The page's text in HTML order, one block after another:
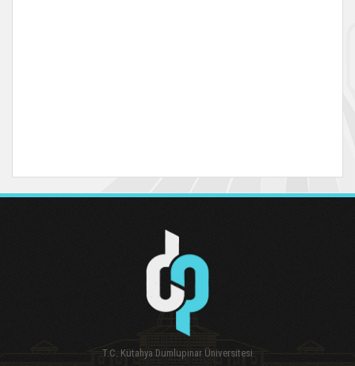
T.C. Kütahya Dumlupınar Üniversitesi